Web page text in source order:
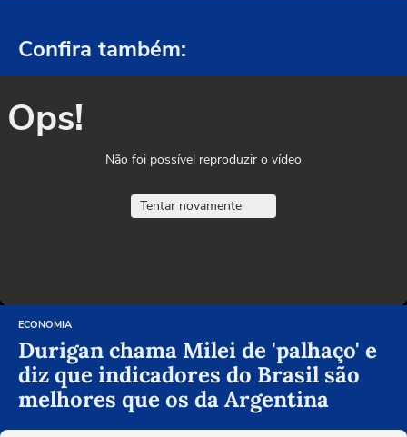
Confira também:
Ops!
Não foi possível reproduzir o vídeo
Tentar novamente
ECONOMIA
Durigan chama Milei de 'palhaço' e
diz que indicadores do Brasil são
melhores que os da Argentina